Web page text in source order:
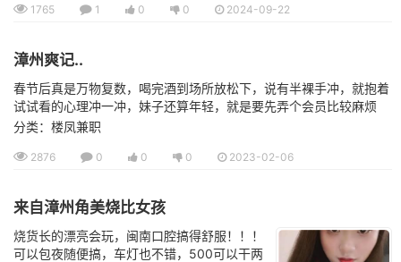
1765 1 0 0 2024-09-22
漳州爽记..
春节后真是万物复数，喝完酒到场所放松下，说有半裸手冲，就抱着
试试看的心理冲一冲，妹子还算年轻，就是要先弄个会员比较麻烦
分类：楼凤兼职
2876 0 0 0 2023-02-06
来自漳州角美烧比女孩
烧货长的漂亮会玩，闽南口腔搞得舒服！！！
可以包夜随便搞，车灯也不错，500可以干两